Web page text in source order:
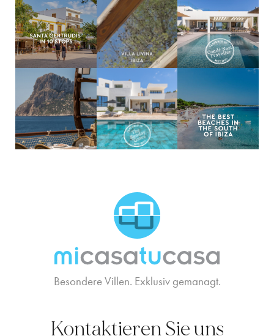
Besondere Villen. Exklusiv gemanagt.
Kontaktieren Sie uns